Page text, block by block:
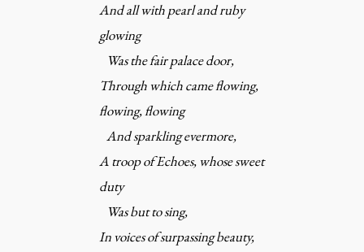
And all with pearl and ruby
glowing
Was the fair palace door,
Through which came flowing,
flowing, flowing
And sparkling evermore,
A troop of Echoes, whose sweet
duty
Was but to sing,
In voices of surpassing beauty,